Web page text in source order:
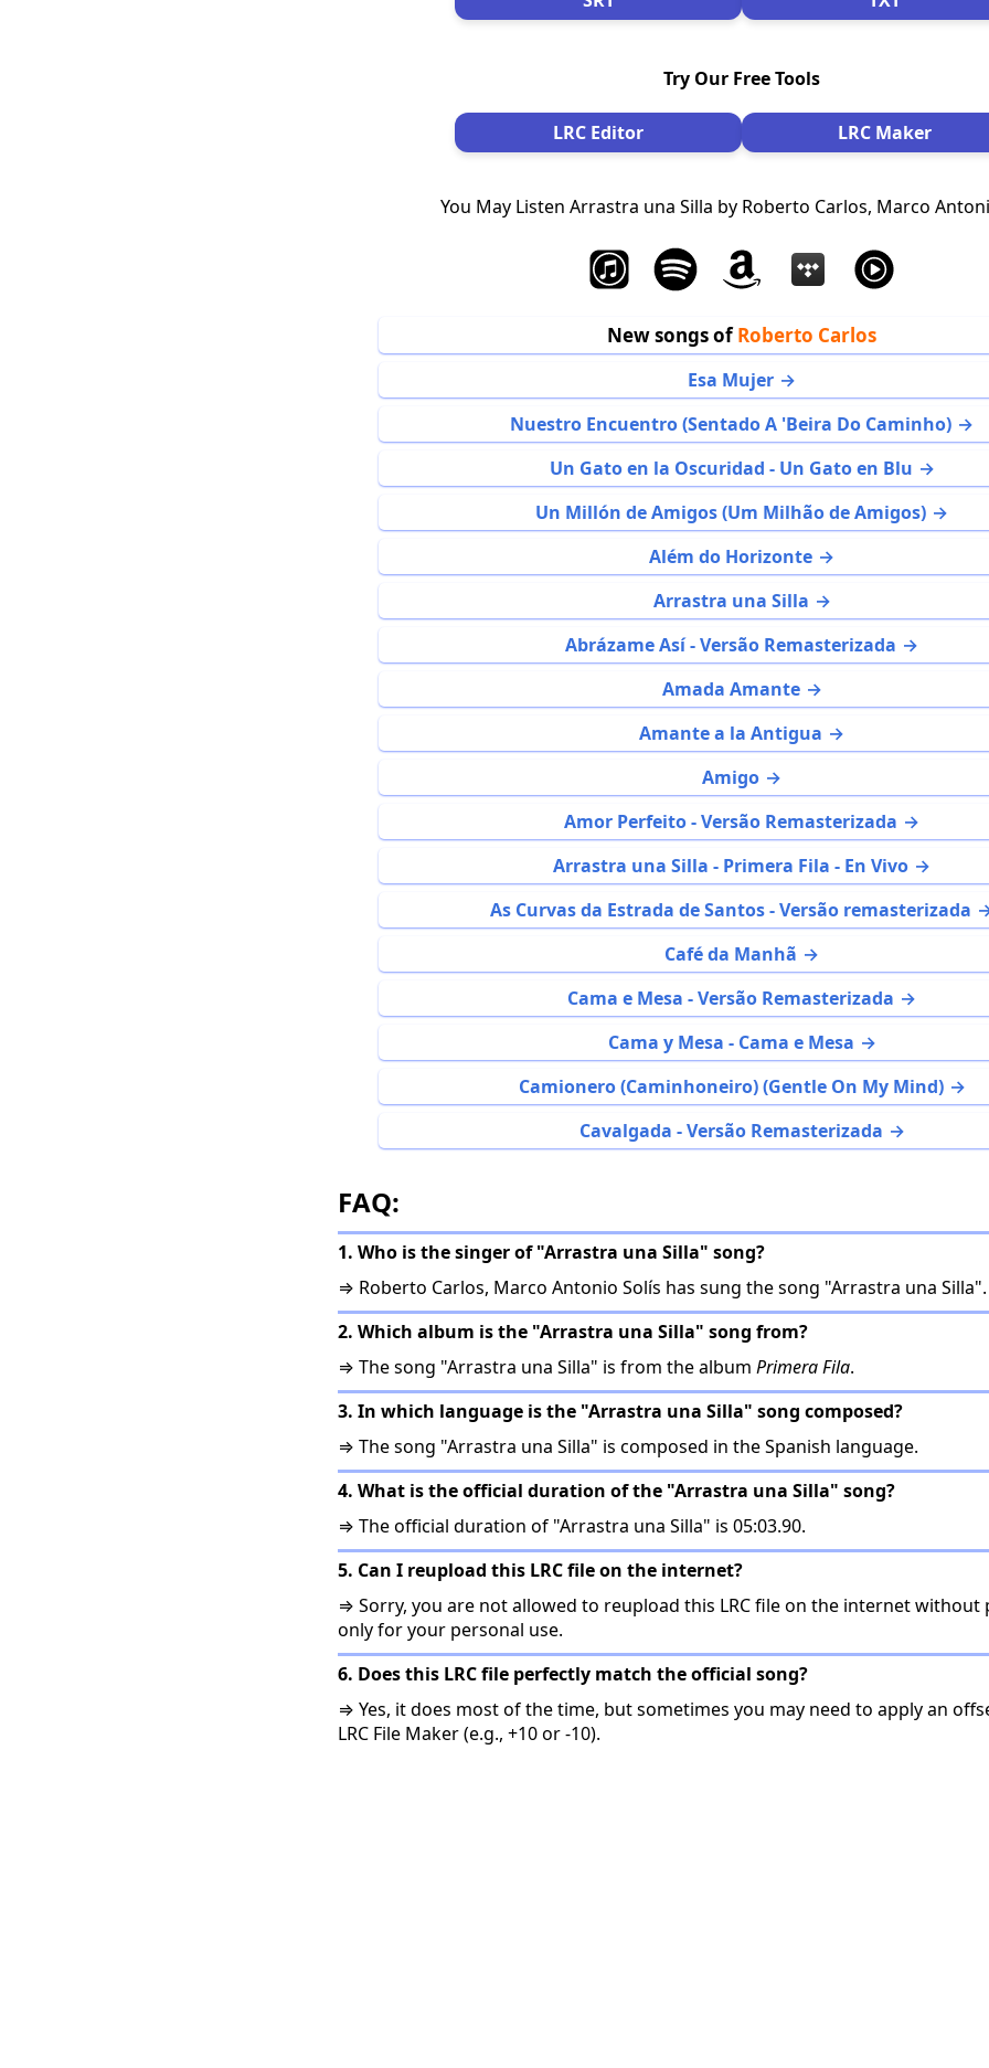
Try Our Free Tools
LRC Editor LRC Maker
You May Listen Arrastra una Silla by Roberto Carlos, Marco
New songs ofRoberto Carlos
Esa Mujer
Nuestro Encuentro (Sentado A 'Beira Do Caminho)
Un Gato en la Oscuridad - Un Gato en Blu
Un Millón de Amigos (Um Milhão de Amigos)
Além do Horizonte
Arrastra una Silla
Abrázame Así - Versão Remasterizada
Amada Amante
Amante a la Antigua
Amigo
Amor Perfeito - Versão Remasterizada
Arrastra una Silla - Primera Fila - En Vivo
As Curvas da Estrada de Santos - Versão remasterizada
Café da Manhã
Cama e Mesa - Versão Remasterizada
Cama y Mesa - Cama e Mesa
Camionero (Caminhoneiro) (Gentle On My Mind)
Cavalgada - Versão Remasterizada
FAQ:
1. Who is the singer of "Arrastra una Silla" song?
⇒ Roberto Carlos, Marco Antonio Solís has sung the song "Arrastra una Silla".
2. Which album is the "Arrastra una Silla" song from?
⇒ The song "Arrastra una Silla" is from the album Primera Fila.
3. In which language is the "Arrastra una Silla" song composed?
⇒ The song "Arrastra una Silla" is composed in the Spanish language.
4. What is the official duration of the "Arrastra una Silla" song?
⇒ The official duration of "Arrastra una Silla" is 05:03.90.
5. Can I reupload this LRC file on the internet?
⇒ Sorry, you are not allowed to reupload this LRC file on the internet without
only for your personal use.
6. Does this LRC file perfectly match the official song?
⇒ Yes, it does most of the time, but sometimes you may need to apply an
LRC File Maker (e.g., +10 or -10).